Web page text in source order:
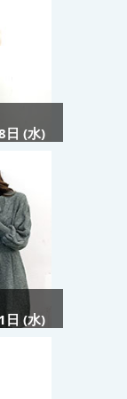
日 (水)
日 (水)